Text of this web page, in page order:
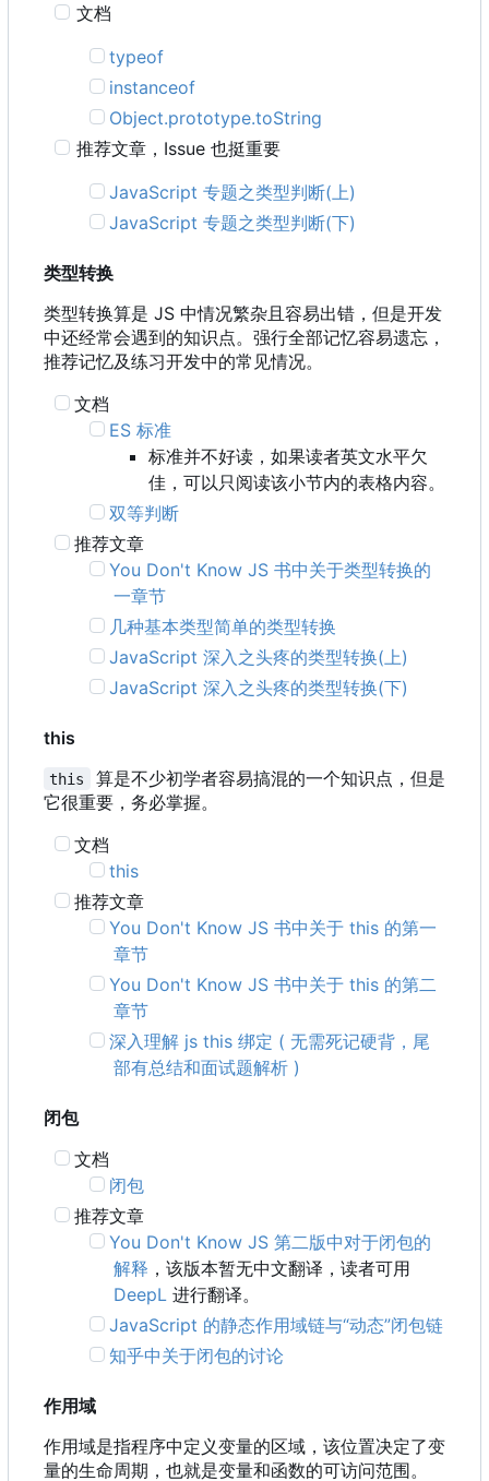
文档
typeof
instanceof
Object.prototype.toString
推荐文章 ， Issue 也挺重要
JavaScript 专题之类型判断(上)
JavaScript 专题之类型判断(下)
类型转换
类型转换算是 JS 中情况繁杂且容易出错，但是开发
中还经常会遇到的知识点。强行全部记忆容易遗忘，
推荐记忆及练习开发中的常见情况。
文档
ES 标准
标准并不好读，如果读者英文水平欠
佳，可以只阅读该小节内的表格内容。
双等判断
推荐文章
You Don't Know JS 书中关于类型转换的
一章节
几种基本类型简单的类型转换
JavaScript 深入之头疼的类型转换(上)
JavaScript 深入之头疼的类型转换(下)
this
this
算是不少初学者容易搞混的一个知识点，但是
它很重要，务必掌握。
文档
this
推荐文章
You Don't Know JS 书中关于 this 的第一
章节
You Don't Know JS 书中关于 this 的第二
章节
深入理解 js this 绑定 ( 无需死记硬背，尾
部有总结和面试题解析 )
闭包
文档
闭包
推荐文章
You Don't Know JS 第二版中对于闭包的
解释 ，该版本暂无中文翻译，读者可用
DeepL 进行翻译。
JavaScript 的静态作用域链与“动态”闭包链
知乎中关于闭包的讨论
作用域
作用域是指程序中定义变量的区域，该位置决定了变
量的生命周期，也就是变量和函数的可访问范围。